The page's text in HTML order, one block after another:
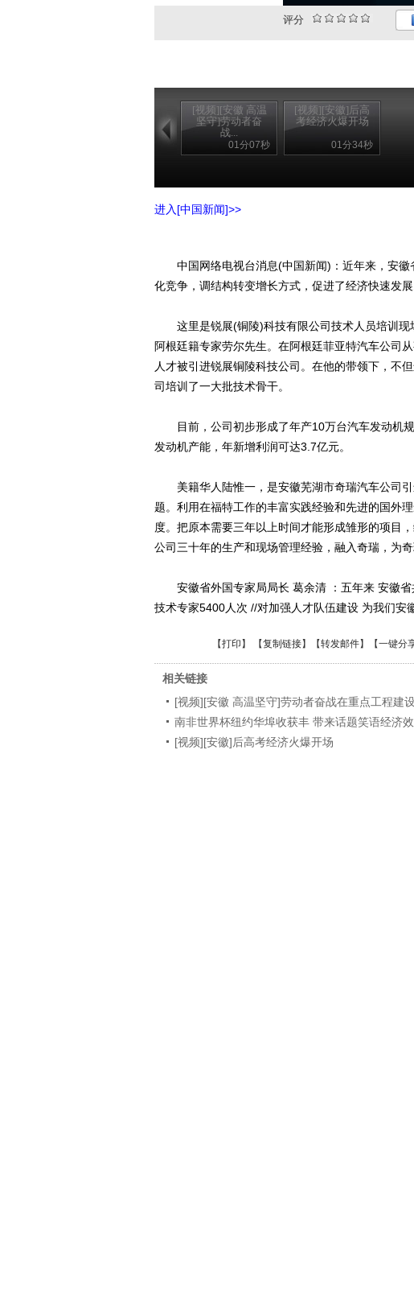
评分
[视频][安徽 高温
坚守]劳动者奋
战...
01分07秒
[视频][安徽]后高
考经济火爆开场
01分34秒
进入[中国新闻]>>
中国网络电视台消息(中国新闻)：近年来，安徽
化竞争，调结构转变增长方式，促进了经济快速发展
这里是锐展(铜陵)科技有限公司技术人员培训现
阿根廷籍专家劳尔先生。在阿根廷菲亚特汽车公司
人才被引进锐展铜陵科技公司。在他的带领下，不
司培训了一大批技术骨干。
目前，公司初步形成了年产10万台汽车发动机
发动机产能，年新增利润可达3.7亿元。
美籍华人陆惟一，是安徽芜湖市奇瑞汽车公司引
题。利用在福特工作的丰富实践经验和先进的国外
度。把原本需要三年以上时间才能形成雏形的项目
公司三十年的生产和现场管理经验，融入奇瑞，为
安徽省外国专家局局长 葛余清 ：五年来 安徽省
技术专家5400人次 //对加强人才队伍建设 为我们安
【打印 】 【复制链接】【转发邮件】 【一键分
相关链接
[视频][安徽 高温坚守]劳动者奋战在重点工程建
南非世界杯纽约华埠收获丰 带来话题笑语经济
[视频][安徽]后高考经济火爆开场